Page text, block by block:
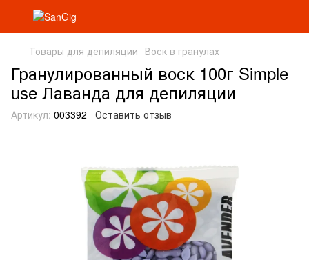
Товары для депиляции Воск в гранулах
Гранулированный воск 100г Simple
use Лаванда для депиляции
Артикул: 003392 Оставить отзыв